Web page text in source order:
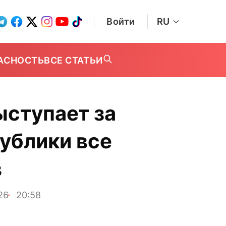
Войти RU
ВСЕ СТАТЬИ
за
все
20:58